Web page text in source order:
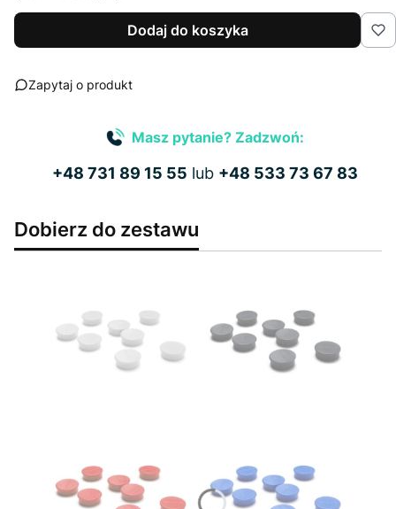
Dodaj do koszyka
Zapytaj o produkt
Masz pytanie? Zadzwoń:
+48 731 89 15 55 lub +48 533 73 67 83
Dobierz do zestawu